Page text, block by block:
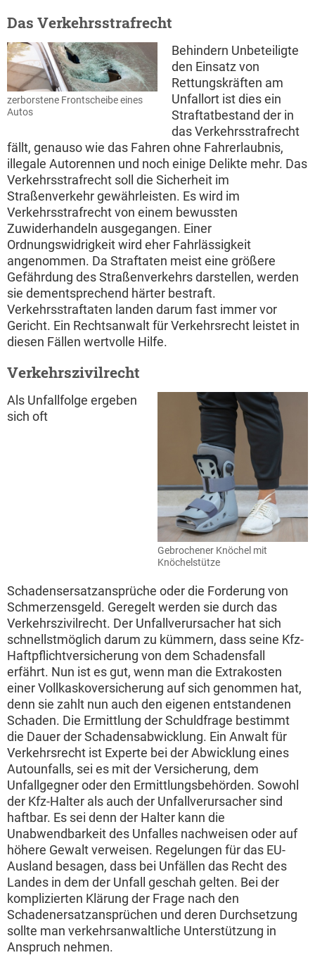
Das Verkehrsstrafrecht
zerborstene Frontscheibe eines
Autos
Behindern Unbeteiligte
den Einsatz von
Rettungskräften am
Unfallort ist dies ein
Straftatbestand der in
das Verkehrsstrafrecht
fällt, genauso wie das Fahren ohne Fahrerlaubnis,
illegale Autorennen und noch einige Delikte mehr. Das
Verkehrsstrafrecht soll die Sicherheit im
Straßenverkehr gewährleisten. Es wird im
Verkehrsstrafrecht von einem bewussten
Zuwiderhandeln ausgegangen. Einer
Ordnungswidrigkeit wird eher Fahrlässigkeit
angenommen. Da Straftaten meist eine größere
Gefährdung des Straßenverkehrs darstellen, werden
sie dementsprechend härter bestraft.
Verkehrsstraftaten landen darum fast immer vor
Gericht. Ein Rechtsanwalt für Verkehrsrecht leistet in
diesen Fällen wertvolle Hilfe.
Verkehrszivilrecht
Gebrochener Knöchel mit
Knöchelstütze
Als Unfallfolge ergeben
sich oft
Schadensersatzansprüche oder die Forderung von
Schmerzensgeld. Geregelt werden sie durch das
Verkehrszivilrecht. Der Unfallverursacher hat sich
schnellstmöglich darum zu kümmern, dass seine Kfz-
Haftpflichtversicherung von dem Schadensfall
erfährt. Nun ist es gut, wenn man die Extrakosten
einer Vollkaskoversicherung auf sich genommen hat,
denn sie zahlt nun auch den eigenen entstandenen
Schaden. Die Ermittlung der Schuldfrage bestimmt
die Dauer der Schadensabwicklung. Ein Anwalt für
Verkehrsrecht ist Experte bei der Abwicklung eines
Autounfalls, sei es mit der Versicherung, dem
Unfallgegner oder den Ermittlungsbehörden. Sowohl
der Kfz-Halter als auch der Unfallverursacher sind
haftbar. Es sei denn der Halter kann die
Unabwendbarkeit des Unfalles nachweisen oder auf
höhere Gewalt verweisen. Regelungen für das EU-
Ausland besagen, dass bei Unfällen das Recht des
Landes in dem der Unfall geschah gelten. Bei der
komplizierten Klärung der Frage nach den
Schadenersatzansprüchen und deren Durchsetzung
sollte man verkehrsanwaltliche Unterstützung in
Anspruch nehmen.